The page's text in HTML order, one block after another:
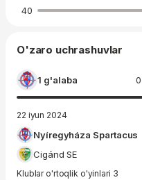
40
O'zaro uchrashuvlar
1 g'alaba
22 iyun 2024
Nyíregyháza Spartacus
Cigánd SE
Klublar o'rtoqlik o'yinlari 3